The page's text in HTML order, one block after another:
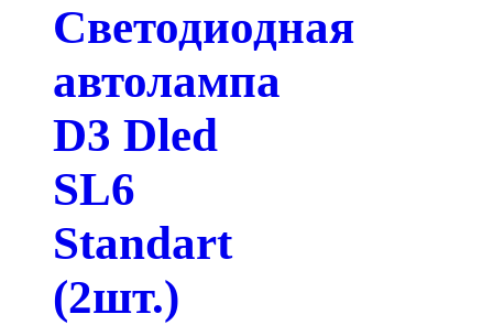
Светодиодная
автолампа
D3 Dled
SL6
Standart
(2шт.)